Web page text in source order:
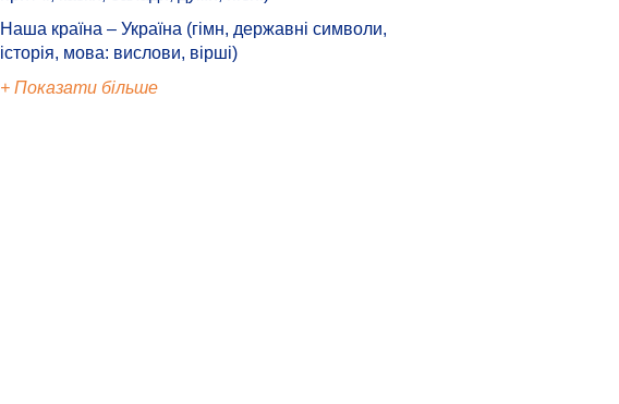
Наша країна – Україна (гімн, державні символи,
історія, мова: вислови, вірші)
+ Показати більше